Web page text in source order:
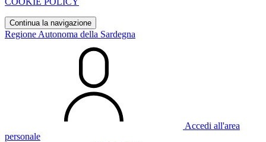
Continua la navigazione
Regione Autonoma della Sardegna
Accedi all'area
personale